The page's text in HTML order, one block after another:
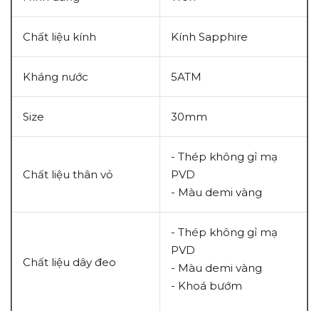
Chất liệu kính Kính Sapphire
Kháng nước 5ATM
Size 30mm
Chất liệu thân vỏ
- Thép không gỉ mạ
PVD
- Màu demi vàng
Chất liệu dây đeo
- Thép không gỉ mạ
PVD
- Màu demi vàng
- Khoá bướm